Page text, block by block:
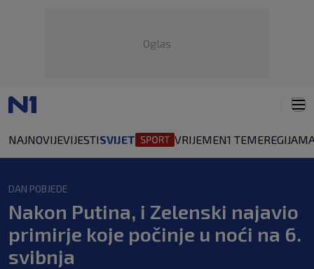
Oglas
NAJNOVIJEVIJESTISVIJET VRIJEMEN1 TEMEREGIJA
DAN POBJEDE
Nakon Putina, i Zelenski najavio
primirje koje počinje u noći na 6.
svibnja